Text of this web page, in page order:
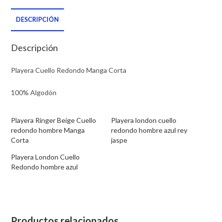
beige
cantidad
DESCRIPCIÓN
Descripción
Playera Cuello Redondo Manga Corta
100% Algodón
Playera Ringer Beige Cuello
redondo hombre Manga
Corta
Playera london cuello
redondo hombre azul rey
jaspe
Playera London Cuello
Redondo hombre azul